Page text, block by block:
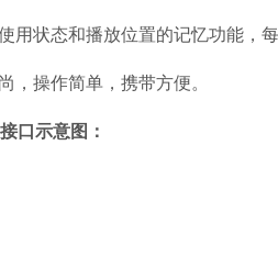
用状态和播放位置的记忆功能，
，操作简单，携带方便。
口示意图：